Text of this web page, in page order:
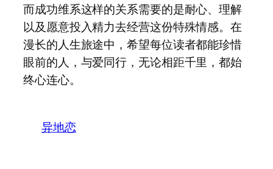
而成功维系这样的关系需要的是耐心、理解
以及愿意投入精力去经营这份特殊情感。在
漫长的人生旅途中，希望每位读者都能珍惜
眼前的人，与爱同行，无论相距千里，都始
终心连心。
异地恋